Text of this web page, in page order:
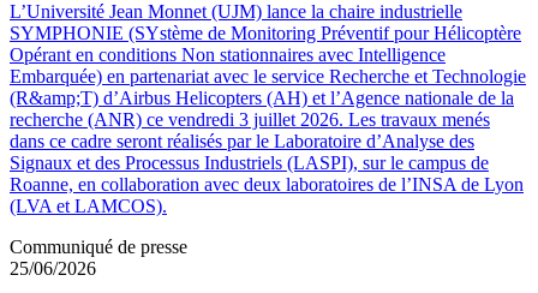
L’Université Jean Monnet (UJM) lance la chaire industrielle
SYMPHONIE (SYstème de Monitoring Préventif pour Hélicoptère
Opérant en conditions Non stationnaires avec Intelligence
Embarquée) en partenariat avec le service Recherche et Technologie
(R&amp;T) d’Airbus Helicopters (AH) et l’Agence nationale de la
recherche (ANR) ce vendredi 3 juillet 2026. Les travaux menés
dans ce cadre seront réalisés par le Laboratoire d’Analyse des
Signaux et des Processus Industriels (LASPI), sur le campus de
Roanne, en collaboration avec deux laboratoires de l’INSA de Lyon
(LVA et LAMCOS).
Communiqué de presse
25/06/2026